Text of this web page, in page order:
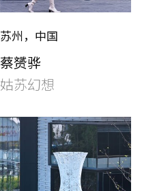
苏州，中国
蔡赟骅
姑苏幻想